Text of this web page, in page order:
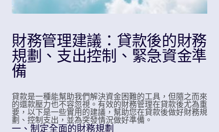
財務管理建議：貸款後的財務
規劃、支出控制、緊急資金準
備
貸款是一種能幫助我們解決資金困難的工具，但隨之而來
的還款壓力也不容忽視。有效的財務管理在貸款後尤為重
要，以下是一些實用的建議，幫助您在貸款後做好財務規
劃、控制支出，並為突發情況做好準備。
一、制定全面的財務規劃